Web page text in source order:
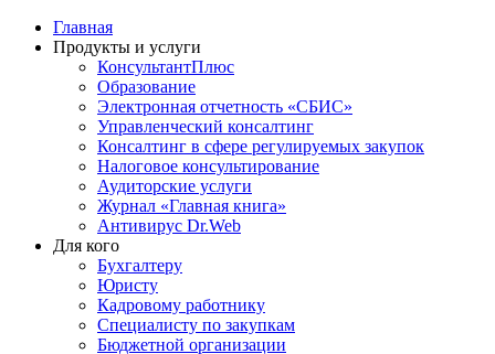
Главная
Продукты и услуги
КонсультантПлюс
Образование
Электронная отчетность «СБИС»
Управленческий консалтинг
Консалтинг в сфере регулируемых закупок
Налоговое консультирование
Аудиторские услуги
Журнал «Главная книга»
Антивирус Dr.Web
Для кого
Бухгалтеру
Юристу
Кадровому работнику
Специалисту по закупкам
Бюджетной организации